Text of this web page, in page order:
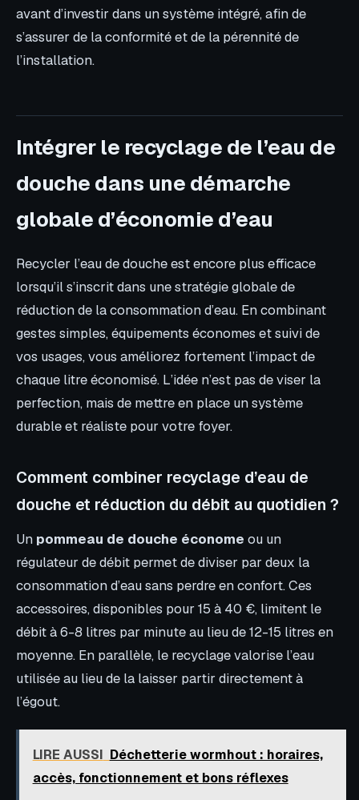
avant d’investir dans un système intégré, afin de
s’assurer de la conformité et de la pérennité de
l’installation.
Intégrer le recyclage de l’eau de
douche dans une démarche
globale d’économie d’eau
Recycler l’eau de douche est encore plus efficace
lorsqu’il s’inscrit dans une stratégie globale de
réduction de la consommation d’eau. En combinant
gestes simples, équipements économes et suivi de
vos usages, vous améliorez fortement l’impact de
chaque litre économisé. L’idée n’est pas de viser la
perfection, mais de mettre en place un système
durable et réaliste pour votre foyer.
Comment combiner recyclage d’eau de
douche et réduction du débit au quotidien ?
Un pommeau de douche économe ou un
régulateur de débit permet de diviser par deux la
consommation d’eau sans perdre en confort. Ces
accessoires, disponibles pour 15 à 40 €, limitent le
débit à 6-8 litres par minute au lieu de 12-15 litres en
moyenne. En parallèle, le recyclage valorise l’eau
utilisée au lieu de la laisser partir directement à
l’égout.
LIRE AUSSI Déchetterie wormhout : horaires,
accès, fonctionnement et bons réflexes